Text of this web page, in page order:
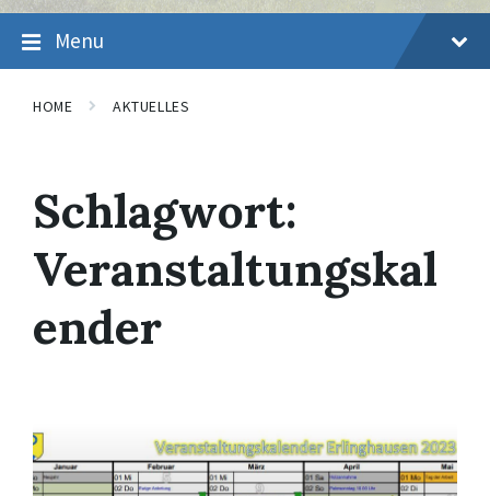
Menu
HOME AKTUELLES
Schlagwort:
Veranstaltungskal
ender
Mehr
erfahren